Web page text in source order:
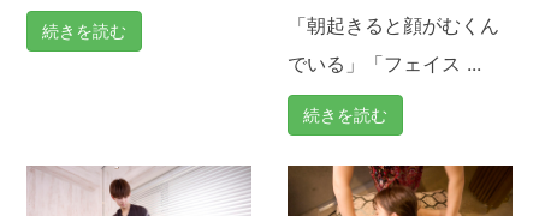
続きを読む
「朝起きると顔がむくん
でいる」「フェイス ...
続きを読む